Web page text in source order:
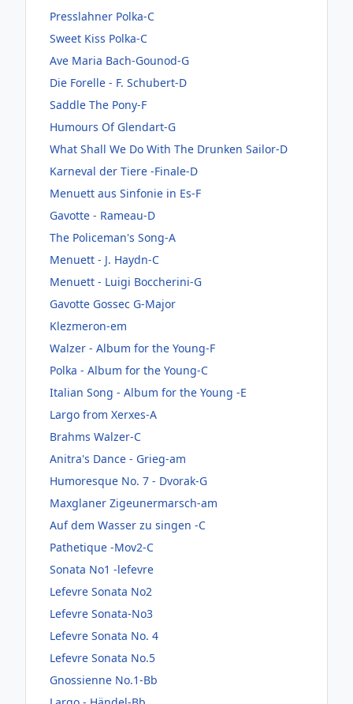
Presslahner Polka-C
Sweet Kiss Polka-C
Ave Maria Bach-Gounod-G
Die Forelle - F. Schubert-D
Saddle The Pony-F
Humours Of Glendart-G
What Shall We Do With The Drunken Sailor-D
Karneval der Tiere -Finale-D
Menuett aus Sinfonie in Es-F
Gavotte - Rameau-D
The Policeman's Song-A
Menuett - J. Haydn-C
Menuett - Luigi Boccherini-G
Gavotte Gossec G-Major
Klezmeron-em
Walzer - Album for the Young-F
Polka - Album for the Young-C
Italian Song - Album for the Young -E
Largo from Xerxes-A
Brahms Walzer-C
Anitra's Dance - Grieg-am
Humoresque No. 7 - Dvorak-G
Maxglaner Zigeunermarsch-am
Auf dem Wasser zu singen -C
Pathetique -Mov2-C
Sonata No1 -lefevre
Lefevre Sonata No2
Lefevre Sonata-No3
Lefevre Sonata No. 4
Lefevre Sonata No.5
Gnossienne No.1-Bb